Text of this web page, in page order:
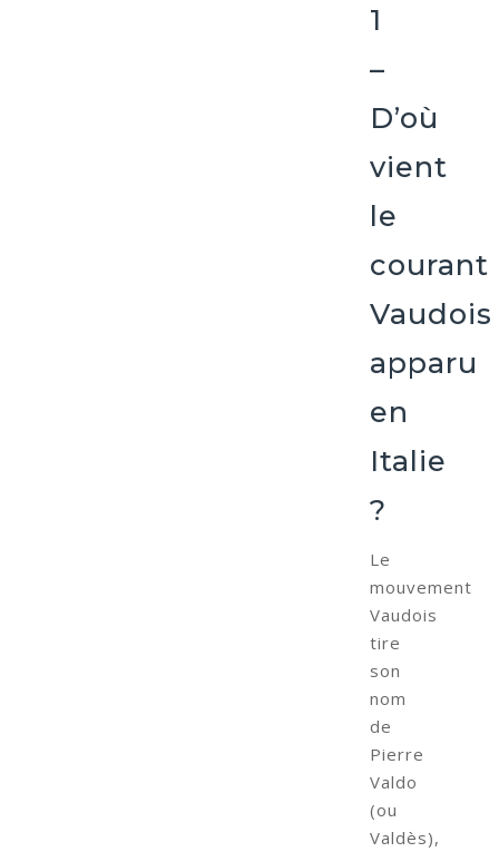
1
–
D’où
vient
le
courant
Vaudois
apparu
en
Italie
?
Le
mouvement
Vaudois
tire
son
nom
de
Pierre
Valdo
(ou
Valdès),